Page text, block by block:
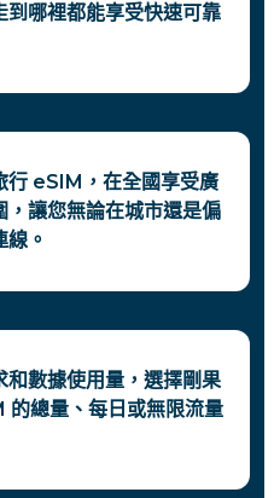
到哪裡都能享受快速可靠
行 eSIM，在全國享受廣
，讓您無論在城市還是偏
。
和數據使用量，選擇剛果
的總量、每日或無限流量